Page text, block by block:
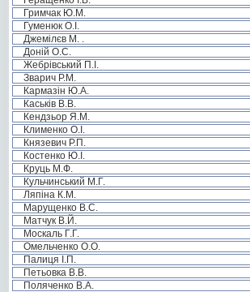
Гримчак Ю.М.
Гуменюк О.І.
Джемілєв М. .
Доній О.С.
Жебрівський П.І.
Зварич Р.М.
Кармазін Ю.А.
Каськів В.В.
Кендзьор Я.М.
Клименко О.І.
Князевич Р.П.
Костенко Ю.І.
Круць М.Ф.
Кульчинський М.Г.
Ляпіна К.М.
Марущенко В.С.
Матчук В.Й.
Москаль Г.Г.
Омельченко О.О.
Палиця І.П.
Петьовка В.В.
Поляченко В.А.